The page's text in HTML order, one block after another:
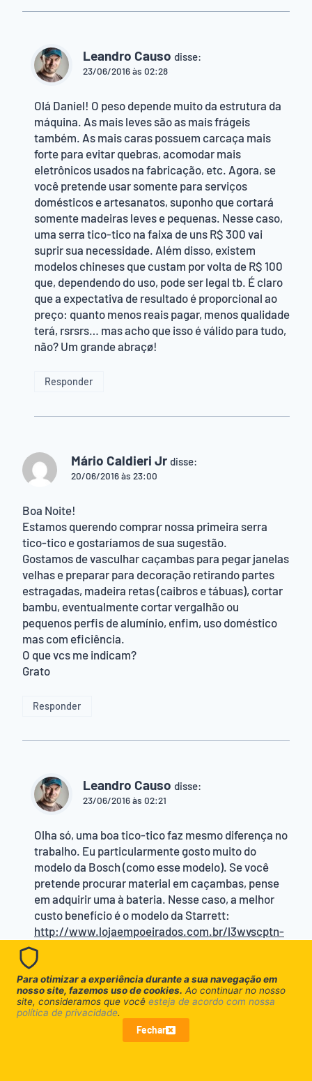
Leandro Causo disse:
23/06/2016 às 02:28
Olá Daniel! O peso depende muito da estrutura da
máquina. As mais leves são as mais frágeis
também. As mais caras possuem carcaça mais
forte para evitar quebras, acomodar mais
eletrônicos usados na fabricação, etc. Agora, se
você pretende usar somente para serviços
domésticos e artesanatos, suponho que cortará
somente madeiras leves e pequenas. Nesse caso,
uma serra tico-tico na faixa de uns R$ 300 vai
suprir sua necessidade. Além disso, existem
modelos chineses que custam por volta de R$ 100
que, dependendo do uso, pode ser legal tb. É claro
que a expectativa de resultado é proporcional ao
preço: quanto menos reais pagar, menos qualidade
terá, rsrsrs… mas acho que isso é válido para tudo,
não? Um grande abraçø!
Responder
Mário Caldieri Jr disse:
20/06/2016 às 23:00
Boa Noite!
Estamos querendo comprar nossa primeira serra
tico-tico e gostaríamos de sua sugestão.
Gostamos de vasculhar caçambas para pegar janelas
velhas e preparar para decoração retirando partes
estragadas, madeira retas (caibros e tábuas), cortar
bambu, eventualmente cortar vergalhão ou
pequenos perfis de alumínio, enfim, uso doméstico
mas com eficiência.
O que vcs me indicam?
Grato
Responder
Leandro Causo disse:
23/06/2016 às 02:21
Olha só, uma boa tico-tico faz mesmo diferença no
trabalho. Eu particularmente gosto muito do
modelo da Bosch (como esse modelo). Se você
pretende procurar material em caçambas, pense
em adquirir uma à bateria. Nesse caso, a melhor
custo benefício é o modelo da Starrett:
http://www.lojaempoeirados.com.br/l3wvscptn-
parafusadeira-e-furadeira-a-bateria-s8010-
starrett-lancamento
comparação com a da Makita, é menos da metade
do preço. É isso aí, boa sorte em seu novo projeto!
Abraçø!
Para otimizar a experiência durante a sua navegação em
nosso site, fazemos uso de cookies. Ao continuar no nosso
site, consideramos que você esteja de acordo com nossa
política de privacidade.
Fechar